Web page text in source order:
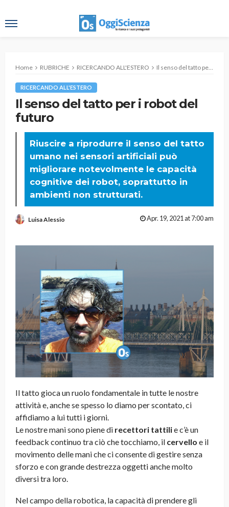
Home RUBRICHE RICERCANDO ALL'ESTERO Il senso del tatto per i robot del futuro
RICERCANDO ALL'ESTERO
Il senso del tatto per i robot del
futuro
Riuscire a riprodurre il senso del tatto
umano nei sensori artificiali può
migliorare notevolmente le capacità
cognitive dei robot, soprattutto in
ambienti non strutturati.
Luisa Alessio Apr. 19, 2021 at 7:00 am
Il tatto gioca un ruolo fondamentale in tutte le nostre
attività e, anche se spesso lo diamo per scontato, ci
affidiamo a lui tutti i giorni.
Le nostre mani sono piene di recettori tattilie c’è un
feedback continuo tra ciò che tocchiamo, il cervello e il
movimento delle mani che ci consente di gestire senza
sforzo e con grande destrezza oggetti anche molto
diversi tra loro.
Nel campo della robotica, la capacità di prendere gli